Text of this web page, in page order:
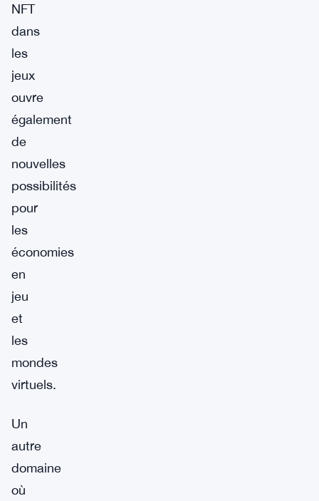
NFT
dans
les
jeux
ouvre
également
de
nouvelles
possibilités
pour
les
économies
en
jeu
et
les
mondes
virtuels.
Un
autre
domaine
où